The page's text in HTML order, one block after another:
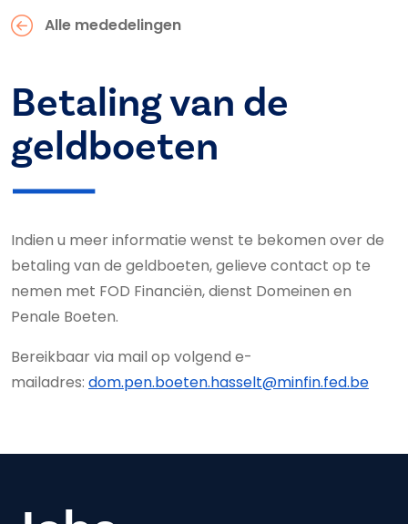
Alle mededelingen
Betaling van de
geldboeten
Indien u meer informatie wenst te bekomen over de
betaling van de geldboeten, gelieve contact op te
nemen met FOD Financiën, dienst Domeinen en
Penale Boeten.
Bereikbaar via mail op volgend e-
mailadres: dom.pen.boeten.hasselt@minfin.fed.be